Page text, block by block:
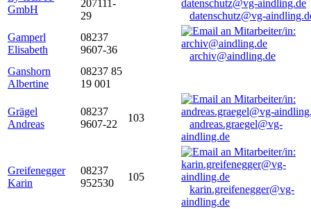
GmbH
207111-
29
datenschutz@vg-
Gamperl
Elisabeth
08237
9607-36
archiv@aindling.de
Ganshorn
Albertine
08237 85
19 001
Grägel
Andreas
08237
9607-22
103
andreas.graegel@vg-
aindling.de
Greifenegger
Karin
08237
952530
105
karin.greifenegger@vg-
aindling.de